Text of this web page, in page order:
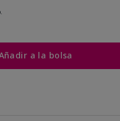
a la bolsa